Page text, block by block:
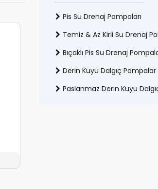
Pis Su Drenaj Pompaları
Temiz & Az Kirli Su Drenaj
Bıçaklı Pis Su Drenaj
Derin Kuyu Dalgıç Pompalar
Paslanmaz Derin Kuyu